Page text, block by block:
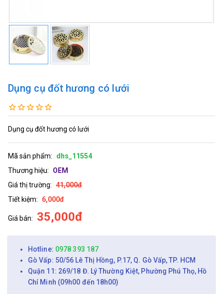
Dụng cụ đốt hương có lưới
Dụng cụ đốt hương có lưới
Mã sản phẩm:
dhs_11554
Thương hiệu:
OEM
Giá thị trường: 41,000đ
Tiết kiệm:
6,000đ
Giá bán: 35,000đ
Hotline: 0978 393 187
Gò Vấp: 50/56 Lê Thị Hồng, P.17, Q. Gò Vấp, TP. HCM
Quận 11: 269/18 Đ. Lý Thường Kiệt, Phường Phú Thọ, Hồ
Chí Minh (09h00 đến 18h00)